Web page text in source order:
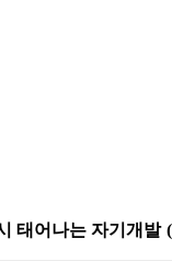
태어나는 자기개발